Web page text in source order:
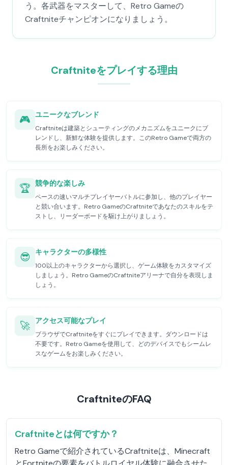
う。各武器をマスターして、Retro Gameの
Craftniteチャンピオンになりましょう。
Craftniteをプレイする理由
🎮 ユニークなブレンド
Craftniteは建築とシューティングのメカニズムをユニークにブ
レンドし、新鮮な体験を提供します。このRetro Gameで両方の
長所をお楽しみください。
🏆 競争的な楽しみ
ペースの速いマルチプレイヤーバトルに参加し、他のプレイヤー
と競い合います。Retro GameのCraftniteであなたのスキルをテ
ストし、リーダーボードを駆け上がりましょう。
😎 キャラクターの多様性
100以上のキャラクターから選択し、ゲーム体験をカスタマイズ
しましょう。Retro GameのCraftniteアリーナで自分を表現しま
しょう。
🚀 アクセス可能なプレイ
ブラウザでCraftniteをすぐにプレイできます。ダウンロードは
不要です。Retro Gameを使用して、どのデバイスでもシームレ
スなゲームをお楽しみください。
CraftniteのFAQ
Craftniteとは何ですか？
Retro Gameで紹介されているCraftniteは、Minecraft